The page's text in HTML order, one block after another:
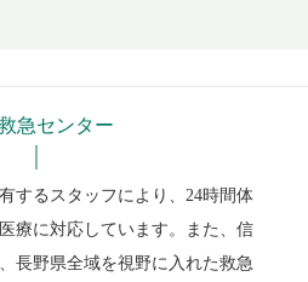
急センター
するスタッフにより、24時間体
療に対応しています。また、信
長野県全域を視野に入れた救急